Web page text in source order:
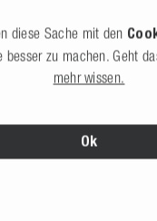
UNSERE
diese Sache mit den
besser zu machen. Geht
mehr wissen.
Ok